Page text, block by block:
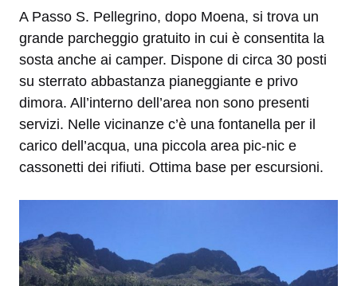
A Passo S. Pellegrino, dopo Moena, si trova un
grande parcheggio gratuito in cui è consentita la
sosta anche ai camper. Dispone di circa 30 posti
su sterrato abbastanza pianeggiante e privo
dimora. All’interno dell’area non sono presenti
servizi. Nelle vicinanze c’è una fontanella per il
carico dell’acqua, una piccola area pic-nic e
cassonetti dei rifiuti. Ottima base per escursioni.